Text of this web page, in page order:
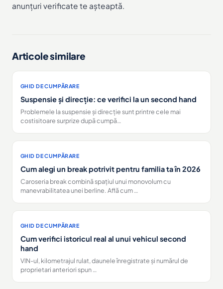
anunțuri verificate te așteaptă.
Articole similare
GHID DE CUMPĂRARE
Suspensie și direcție: ce verifici la un second hand
Problemele la suspensie și direcție sunt printre cele mai
costisitoare surprize după cumpă…
GHID DE CUMPĂRARE
Cum alegi un break potrivit pentru familia ta în 2026
Caroseria break combină spațiul unui monovolum cu
manevrabilitatea unei berline. Află cum …
GHID DE CUMPĂRARE
Cum verifici istoricul real al unui vehicul second
hand
VIN-ul, kilometrajul rulat, daunele înregistrate și numărul de
proprietari anteriori spun …